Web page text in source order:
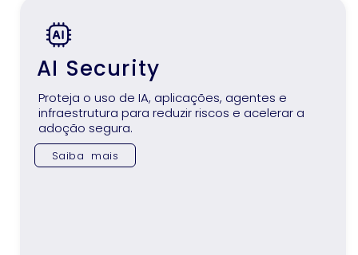
AI Security
Proteja o uso de IA, aplicações, agentes e
infraestrutura para reduzir riscos e acelerar a
adoção segura.
Saiba mais